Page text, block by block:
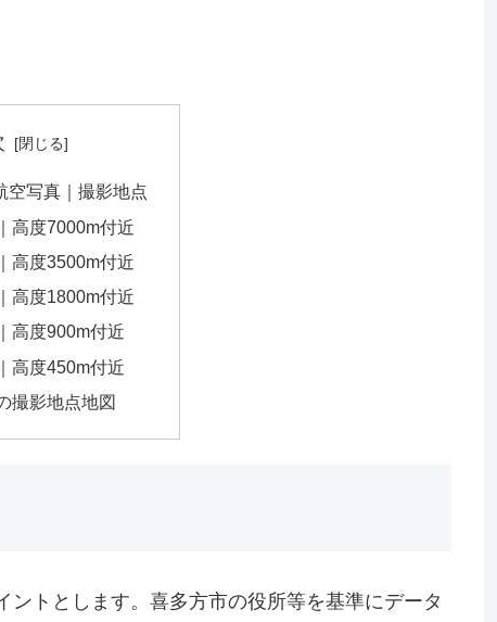
空写真｜撮影地点
高度7000m付近
高度3500m付近
高度1800m付近
高度900m付近
高度450m付近
撮影地点地図
トとします。喜多方市の役所等を基準にデータ